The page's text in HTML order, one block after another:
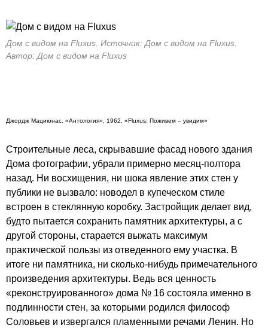
Дом с видом на Fluxus. Источник: Дом с видом на Fluxus.
Автор: Дом с видом на Fluxus
Джордж Мациюнас. «Антология», 1962, «Fluxus: Поживем – увидим»
Строительные леса, скрывавшие фасад нового здания
Дома фотографии, убрали примерно месяц-полтора
назад. Ни восхищения, ни шока явление этих стен у
публики не вызвало: новодел в купеческом стиле
встроен в стеклянную коробку. Застройщик делает вид,
будто пытается сохранить памятник архитектуры, а с
другой стороны, старается выжать максимум
практической пользы из отведенного ему участка. В
итоге ни памятника, ни сколько-нибудь примечательного
произведения архитектуры. Ведь вся ценность
«реконструированного» дома № 16 состояла именно в
подлинности стен, за которыми родился философ
Соловьев и извергался пламенными речами Ленин. Но